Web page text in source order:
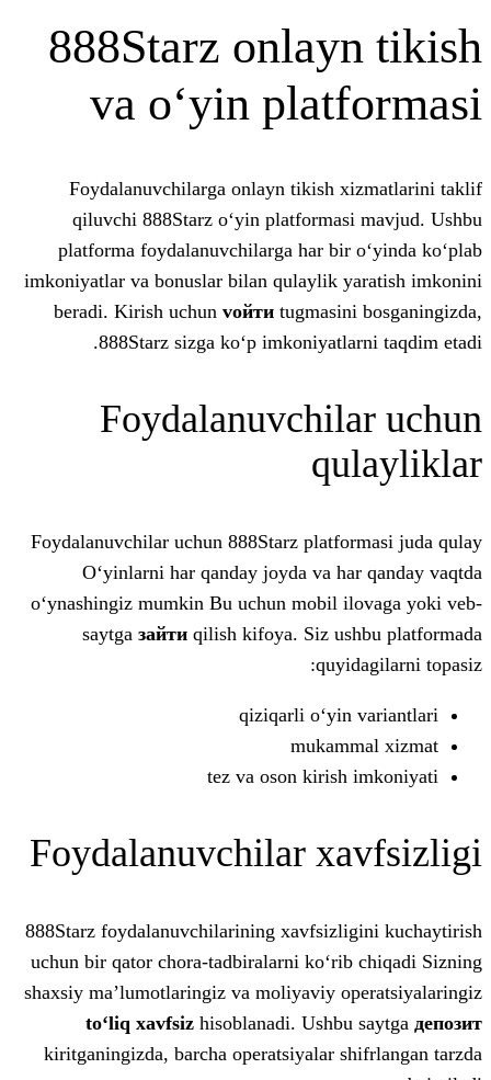
888Starz
va o‘yin
Foydalanuvchilarga onlayn tikish
qiluvchi 888Starz o‘yin
platforma foydalanuvchilarga har
imkoniyatlar va bonuslar bilan qulaylik
beradi. Kirish uchunvойти
888Starz sizga ko‘p
Foydalanuvchilar uchun 888Starz
O‘yinlarni har qanday joyda va
o‘ynashingiz mumkin Bu uchun mobil
saytgaзайти qilish kifoya. Siz
qiziqarli
tez va oson
Foydalanuvchilar
888Starz foydalanuvchilarining
uchun bir qator chora-tadbiralarni
shaxsiy ma’lumotlaringiz va moliyaviy
to‘liq xavfsizhisoblanadi.
kiritganingizda, barcha operatsiyalar